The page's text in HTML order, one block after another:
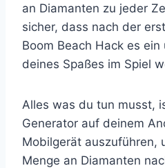
an Diamanten zu jeder
sicher, dass nach der
Boom Beach Hack es
deines Spaßes im Spiel
Alles was du tun musst,
Generator auf deinem
Mobilgerät auszuführen,
Menge an Diamanten